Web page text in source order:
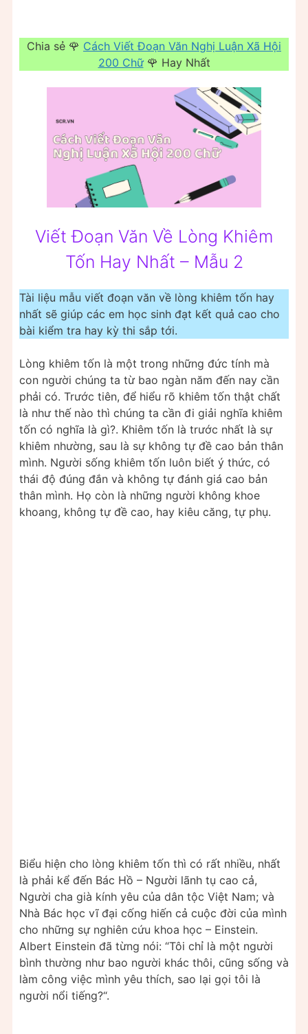
Chia sẻ 🌹 Cách Viết Đoạn Văn Nghị Luận Xã Hội
200 Chữ🌹 Hay Nhất
Viết Đoạn Văn Về Lòng Khiêm
Tốn Hay Nhất – Mẫu 2
Tài liệu mẫu viết đoạn văn về lòng khiêm tốn hay
nhất sẽ giúp các em học sinh đạt kết quả cao cho
bài kiểm tra hay kỳ thi sắp tới.
Lòng khiêm tốn là một trong những đức tính mà
con người chúng ta từ bao ngàn năm đến nay cần
phải có. Trước tiên, để hiểu rõ khiêm tốn thật chất
là như thế nào thì chúng ta cần đi giải nghĩa khiêm
tốn có nghĩa là gì?. Khiêm tốn là trước nhất là sự
khiêm nhường, sau là sự không tự đề cao bản thân
mình. Người sống khiêm tốn luôn biết ý thức, có
thái độ đúng đắn và không tự đánh giá cao bản
thân mình. Họ còn là những người không khoe
khoang, không tự đề cao, hay kiêu căng, tự phụ.
Biểu hiện cho lòng khiêm tốn thì có rất nhiều, nhất
là phải kể đến Bác Hồ – Người lãnh tụ cao cả,
Người cha già kính yêu của dân tộc Việt Nam; và
Nhà Bác học vĩ đại cống hiến cả cuộc đời của mình
cho những sự nghiên cứu khoa học – Einstein.
Albert Einstein đã từng nói: “Tôi chỉ là một người
bình thường như bao người khác thôi, cũng sống và
làm công việc mình yêu thích, sao lại gọi tôi là
người nổi tiếng?“.